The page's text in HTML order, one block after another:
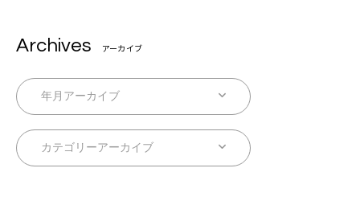
Archives アーカイブ